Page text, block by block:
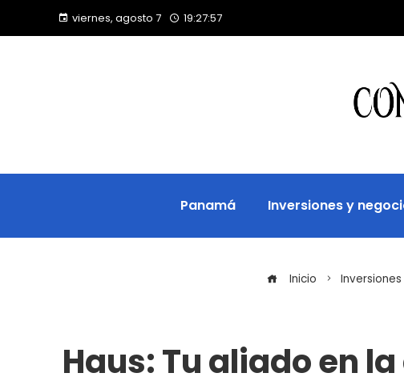
viernes, agosto 7 19:27:58
Panamá Inversiones y
Inicio
Haus: Tu aliado en